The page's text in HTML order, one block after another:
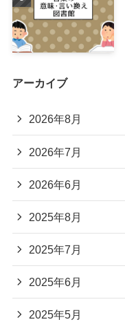
アーカイブ
2026年8月
2026年7月
2026年6月
2025年8月
2025年7月
2025年6月
2025年5月